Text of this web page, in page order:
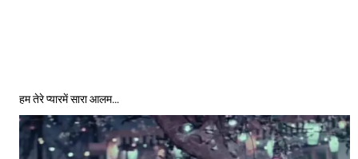
हम तेरे प्यारमें सारा आलम…